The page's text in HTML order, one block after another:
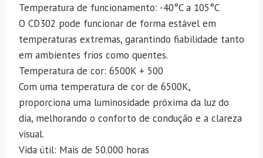
Temperatura de funcionamento: -40°C a 105°C
O CD302 pode funcionar de forma estável em
temperaturas extremas, garantindo fiabilidade tanto
em ambientes frios como quentes.
Temperatura de cor: 6500K + 500
Com uma temperatura de cor de 6500K,
proporciona uma luminosidade próxima da luz do
dia, melhorando o conforto de condução e a clareza
visual.
Vida útil: Mais de 50.000 horas